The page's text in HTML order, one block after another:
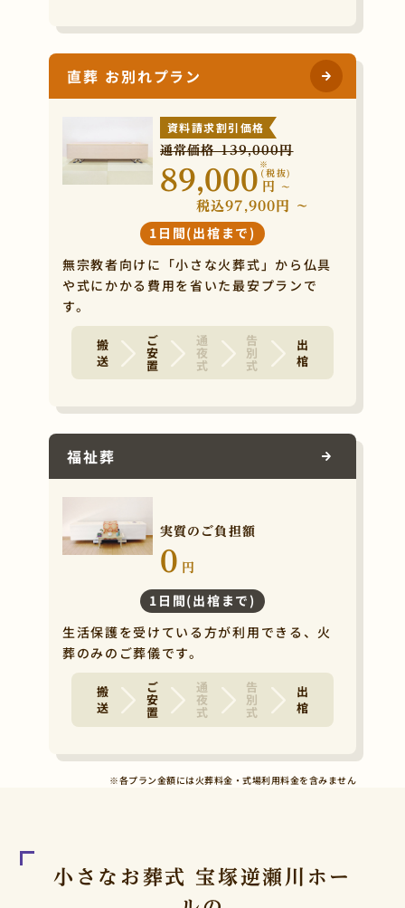
直葬 お別れプラン
資料請求割引価格
通常価格 139,000円
89,000
※
円
(税抜)
~
税込97,900円 ~
1日間(出棺まで)
無宗教者向けに「小さな火葬式」から仏具
や式にかかる費用を省いた最安プランで
す。
搬 送 ご安置 通夜式 告別式 出 棺
福祉葬
実質のご負担額
0 円
1日間(出棺まで)
生活保護を受けている方が利用できる、火
葬のみのご葬儀です。
搬 送 ご安置 通夜式 告別式 出 棺
※各プラン金額には火葬料金・式場利用料金を含みません
小さなお葬式 宝塚逆瀬川ホー